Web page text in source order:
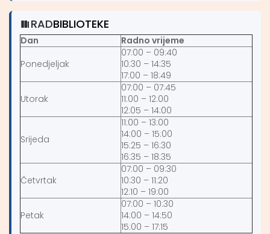
RADBIBLIOTEKE
Dan
Radno vrijeme
Ponedjeljak
07:00 – 09:40
10:30 – 14:35
17:00 – 18:49
Utorak
07:00 – 07:45
11:00 – 12:00
12:05 – 14:00
Srijeda
11:00 – 13:00
14:00 – 15:00
15:25 – 16:30
16:35 – 18:35
Četvrtak
07:00 – 09:30
10:30 – 11:20
12:10 – 19:00
Petak
07:00 – 10:30
14:00 – 14:50
15:00 – 17:15